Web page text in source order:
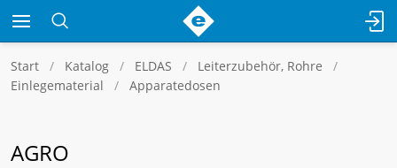
Start Katalog ELDAS
Leiterzubehör, Rohre
Einlegematerial
Apparatedosen
AGRO